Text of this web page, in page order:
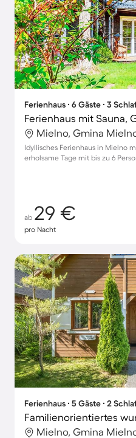
Ferienhaus ∙ 6 Gäste ∙ 3
Ferienhaus mit Sauna,
Mielno, Gmina
Idyllisches Ferienhaus in Mielno
erholsame Tage mit bis zu 6
ab 29 €
pro Nacht
Ferienhaus ∙ 5 Gäste ∙ 2
Mielno, Gmina